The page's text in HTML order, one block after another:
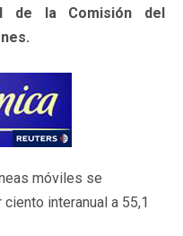
de la Comisión del
móviles se
interanual a 55,1